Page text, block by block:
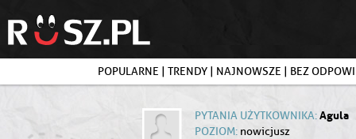
POPULARNE | TRENDY | NAJNOWSZE | BEZ
PYTANIA UŻYTKOWNIKA:Agula
POZIOM: nowicjusz